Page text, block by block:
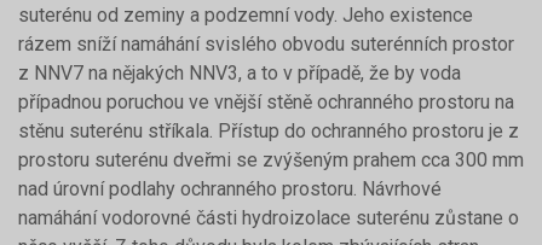
suterénu od zeminy a podzemní vody. Jeho existence
rázem sníží namáhání svislého obvodu suterénních prostor
z NNV7 na nějakých NNV3, a to v případě, že by voda
případnou poruchou ve vnější stěně ochranného prostoru na
stěnu suterénu stříkala. Přístup do ochranného prostoru je z
prostoru suterénu dveřmi se zvýšeným prahem cca 300 mm
nad úrovní podlahy ochranného prostoru. Návrhové
namáhání vodorovné části hydroizolace suterénu zůstane o